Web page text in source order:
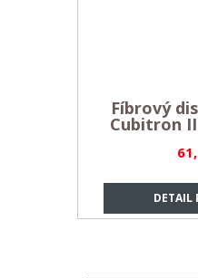
DETAIL
Fíbrový
Cubitron